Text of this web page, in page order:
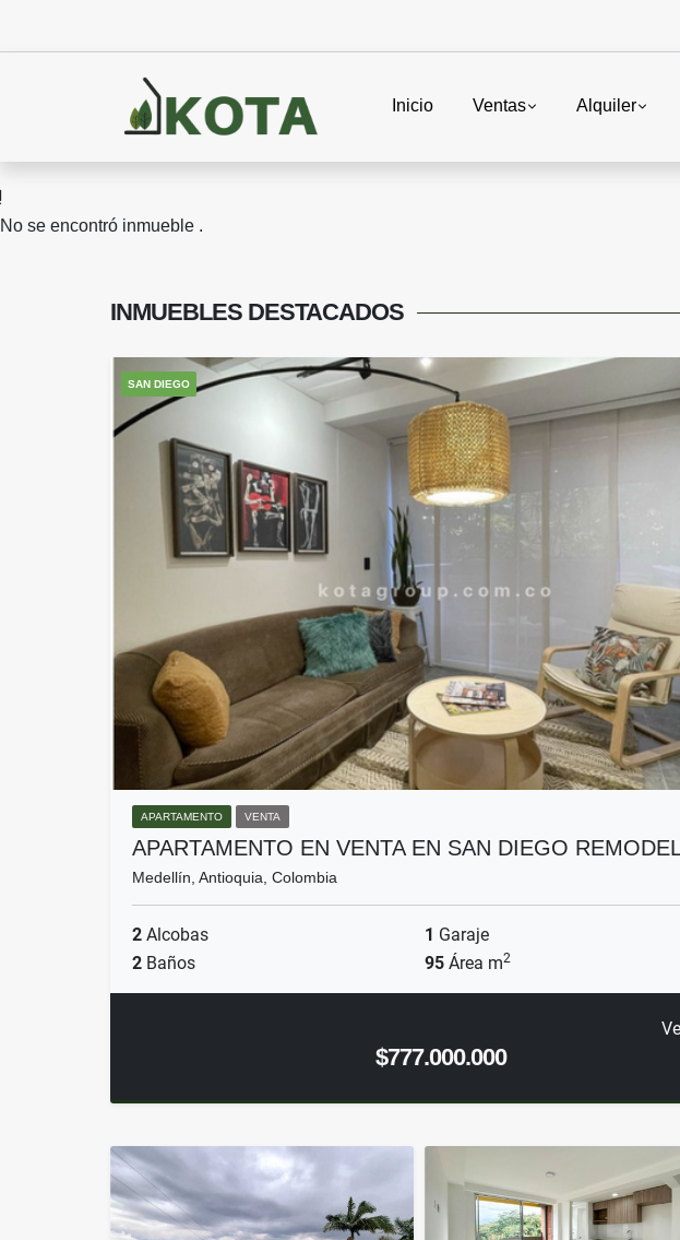
Inicio Ventas Alquiler
No se encontró inmueble .
INMUEBLES DESTACADOS
SAN DIEGO
APARTAMENTO VENTA
APARTAMENTO EN VENTA EN SAN DIEGO
Medellín, Antioquia, Colombia
2 Alcobas 1 Garaje
2 Baños 95 Área m2
$777.000.000